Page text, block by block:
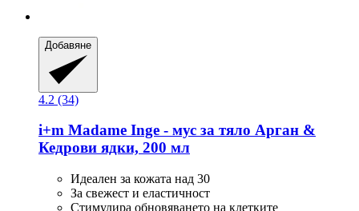
Добавяне
4.2 (34)
i+m Madame Inge -​ мус за тяло Арган &
Кедрови ядки, 200 мл
Идеален за кожата над 30
За свежест и еластичност
Стимулира обновяването на клетките